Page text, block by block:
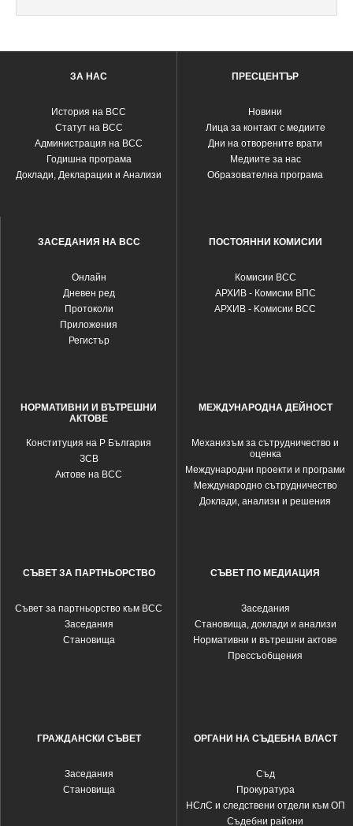
ЗА НАС
История на ВСС
Статут на ВСС
Администрация на ВСС
Годишна програма
Доклади, Декларации и Анализи
ПРЕСЦЕНТЪР
Новини
Лица за контакт с медиите
Дни на отворените врати
Медиите за нас
Образователна програма
ЗАСЕДАНИЯ НА ВСС
Oнлайн
Дневен ред
Протоколи
Приложения
Регистър
ПОСТОЯННИ КОМИСИИ
Комисии ВСС
АРХИВ - Комисии ВПС
АРХИВ - Kомисии ВСС
НОРМАТИВНИ И ВЪТРЕШНИ
АКТОВЕ
Конституция на Р България
ЗСВ
Актове на ВСС
МЕЖДУНАРОДНА ДЕЙНОСТ
Механизъм за сътрудничество и
оценка
Международни проекти и програми
Международно сътрудничество
Доклади, анализи и решения
СЪВЕТ ЗА ПАРТНЬОРСТВО
Съвет за партньорство към ВСС
Заседания
Становища
СЪВЕТ ПО МЕДИАЦИЯ
Заседания
Становища, доклади и анализи
Нормативни и вътрешни актове
Прессъобщения
ГРАЖДАНСКИ СЪВЕТ
Заседания
Становища
ОРГАНИ НА СЪДЕБНА ВЛАСТ
Съд
Прокуратура
НСлС и следствени отдели към ОП
Съдебни райони